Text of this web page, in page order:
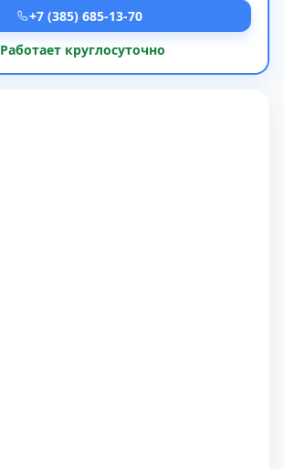
+7 (385) 685-13-70
Работает круглосуточно